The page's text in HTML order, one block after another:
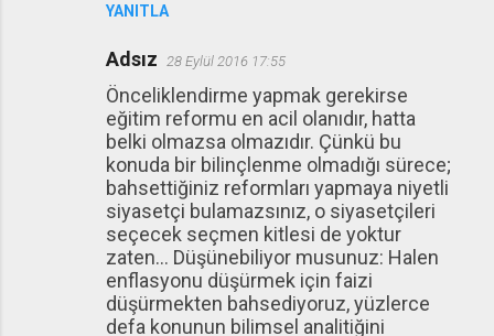
YANITLA
Adsız 28 Eylül 2016 17:55
Önceliklendirme yapmak gerekirse
eğitim reformu en acil olanıdır, hatta
belki olmazsa olmazıdır. Çünkü bu
konuda bir bilinçlenme olmadığı sürece;
bahsettiğiniz reformları yapmaya niyetli
siyasetçi bulamazsınız, o siyasetçileri
seçecek seçmen kitlesi de yoktur
zaten... Düşünebiliyor musunuz: Halen
enflasyonu düşürmek için faizi
düşürmekten bahsediyoruz, yüzlerce
defa konunun bilimsel analitiğini